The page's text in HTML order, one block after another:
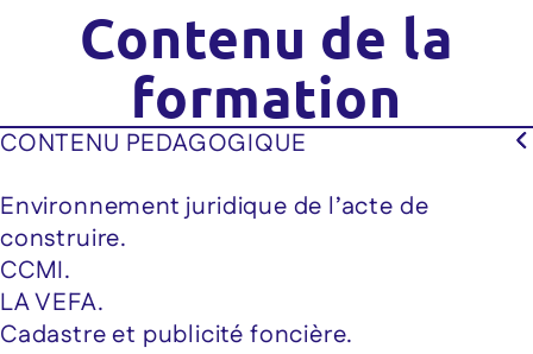
Contenu de la
formation
CONTENU PEDAGOGIQUE
Environnement juridique de l’acte de
construire.
CCMI.
LA VEFA.
Cadastre et publicité foncière.